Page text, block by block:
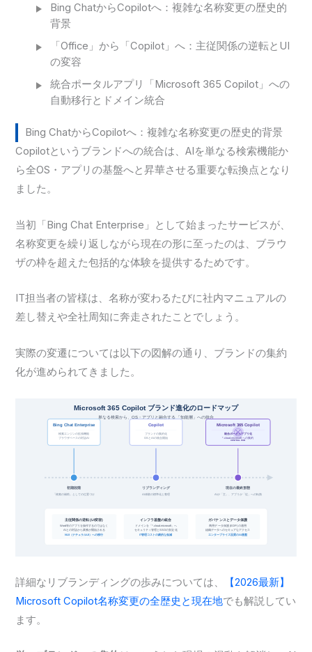
Bing ChatからCopilotへ：複雑な名称変更の歴史的
背景
「Office」から「Copilot」へ：主従関係の逆転とUI
の変容
統合ポータルアプリ「Microsoft 365 Copilot」への
自動移行とドメイン統合
Bing ChatからCopilotへ：複雑な名称変更の歴史的背景
Copilotというブランドへの統合は、AIを単なる検索機能か
ら全OS・アプリの基盤へと昇華させる重要な転換点となり
ました。
当初「Bing Chat Enterprise」として始まったサービスが、
名称変更を繰り返しながら現在の形に至ったのは、ブラウ
ザの枠を超えた包括的な体験を提供するためです。
IT担当者の皆様は、名称が変わるたびに社内マニュアルの
差し替えや全社周知に奔走されたことでしょう。
実際の変遷については以下の図解の通り、ブランドの集約
化が進められてきました。
詳細なリブランディングの歩みについては、
【2026最新】
Microsoft Copilot名称変更の全歴史と現在地でも解説してい
ます。